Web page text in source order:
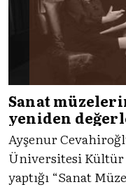
Sanat
yeniden
Ayşenur
Üniversitesi Kültür
yaptığı “Sanat